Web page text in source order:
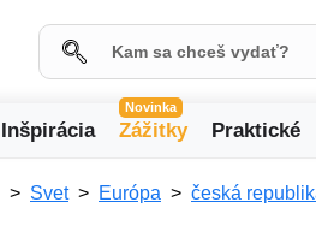
Inšpirácia
Novinka
Zážitky Praktické
Svet Európa česká